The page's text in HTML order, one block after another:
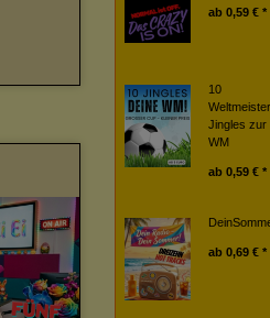
ab 0,59 € *
10
Weltmeister
Jingles zur
WM
ab 0,59 € *
ab 0,69 € *